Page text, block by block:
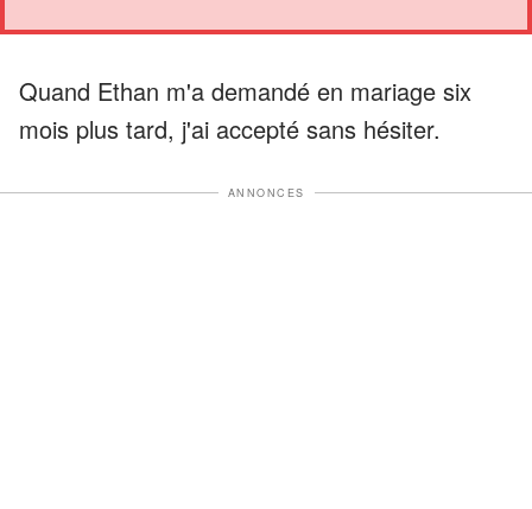
Quand Ethan m'a demandé en mariage six
mois plus tard, j'ai accepté sans hésiter.
ANNONCES